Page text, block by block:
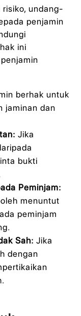
undang-
penjamin
ini
berhak untuk
jaminan dan
Jika
bukti
Peminjam:
menuntut
peminjam
Sah: Jika
dengan